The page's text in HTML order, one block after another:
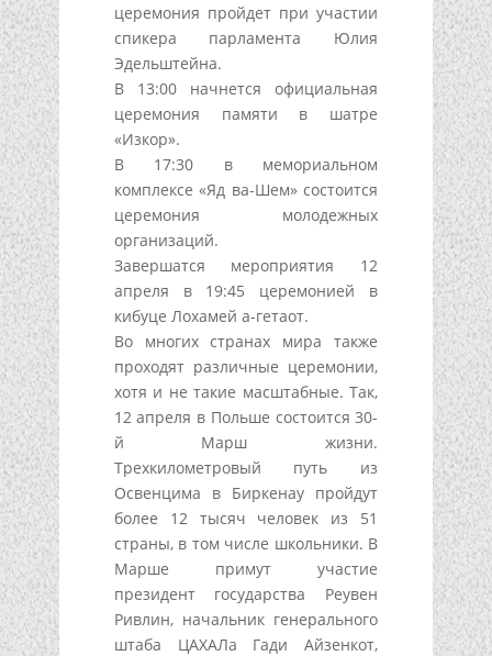
церемония пройдет при участии
спикера парламента Юлия
Эдельштейна.
В 13:00 начнется официальная
церемония памяти в шатре
«Изкор».
В 17:30 в мемориальном
комплексе «Яд ва-Шем» состоится
церемония молодежных
организаций.
Завершатся мероприятия 12
апреля в 19:45 церемонией в
кибуце Лохамей а-гетаот.
Во многих странах мира также
проходят различные церемонии,
хотя и не такие масштабные. Так,
12 апреля в Польше состоится 30-
й Марш жизни.
Трехкилометровый путь из
Освенцима в Биркенау пройдут
более 12 тысяч человек из 51
страны, в том числе школьники. В
Марше примут участие
президент государства Реувен
Ривлин, начальник генерального
штаба ЦАХАЛа Гади Айзенкот,